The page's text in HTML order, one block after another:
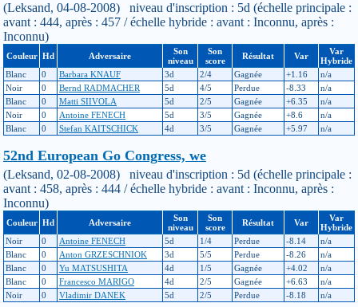
(Leksand, 04-08-2008) niveau d'inscription : 5d (échelle principale :
avant : 444, après : 457 / échelle hybride : avant : Inconnu, après :
Inconnu)
Couleur Hd Adversaire
Son
niveau
Son
score
Résultat Var
Var
Hybride
Blanc
0 Barbara KNAUF 3d 2/4 Gagnée +1.16
n/a
Noir
0 Bernd RADMACHER 5d 4/5 Perdue -8.33
n/a
Blanc
0 Matti SIIVOLA 5d 2/5 Gagnée +6.35
n/a
Noir
0 Antoine FENECH 5d 3/5 Gagnée +8.6
n/a
Blanc
0 Stefan KAITSCHICK 4d 3/5 Gagnée +5.97 n/a
52nd European Go Congress, we
(Leksand, 02-08-2008) niveau d'inscription : 5d (échelle principale :
avant : 458, après : 444 / échelle hybride : avant : Inconnu, après :
Inconnu)
Couleur Hd Adversaire
Son
niveau
Son
score
Résultat Var
Var
Hybride
Noir
0 Antoine FENECH 5d 1/4 Perdue -8.14
n/a
Blanc
0 Anton GRZESCHNIOK 3d 5/5 Perdue -8.26
n/a
Blanc
0 Yu MATSUSHITA 4d 1/5 Gagnée +4.02
n/a
Blanc
0 Francesco MARIGO 4d 2/5 Gagnée +6.63
n/a
Noir
0 Vladimir DANEK 5d 2/5 Perdue -8.18 n/a